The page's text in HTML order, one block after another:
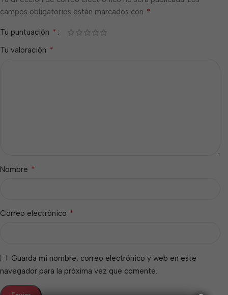
campos obligatorios están marcados con *
Tu puntuación *
Tu valoración *
Nombre *
Correo electrónico *
Guarda mi nombre, correo electrónico y web en este
navegador para la próxima vez que comente.